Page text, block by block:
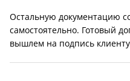
Остальную документацию
самостоятельно. Готовый
вышлем на подпись